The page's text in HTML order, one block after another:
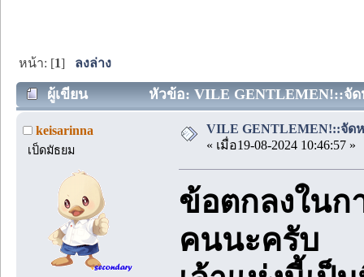
หน้า: [1] ลงล่าง
ผู้เขียน หัวข้อ: VILE GENTLEMEN!::จัด
keisarinna
เป็ดมัธยม
VILE GENTLEMEN!::จัด
« เมื่อ19-08-2024 10:46:57 »
ข้อตกลงในก
คนนะครับ